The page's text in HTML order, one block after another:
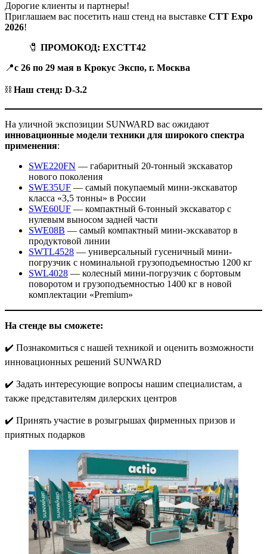
Дорогие клиенты и партнеры!
Приглашаем вас посетить наш стенд на выставке СТТ Expo
2026!
🧷 ПРОМОКОД: EXCTT42
📍с 26 по 29 мая в Крокус Экспо, г. Москва
⛓️ Наш стенд: D-3.2
На уличной экспозиции SUNWARD вас ожидают
инновационные модели техники для широкого спектра
применения:
SWE220FN — габаритный 20-тонный экскаватор
нового поколения
SWE35UF — самый покупаемый мини-экскаватор
класса «3,5 тонны» в России
SWE60UF — компактный 6-тонный экскаватор с
нулевым выносом задней части
SWE08B — самый компактный мини-экскаватор в
продуктовой линии
SWTL4528 — универсальный гусеничный мини-
погрузчик с номинальной грузоподъемностью 1200 кг
SWL4028 — колесный мини-погрузчик с бортовым
поворотом и грузоподъемностью 1400 кг в новой
комплектации «Premium»
На стенде вы сможете:
✔️ Познакомиться с нашей техникой и оценить возможности
инновационных решений SUNWARD
✔️ Задать интересующие вопросы нашим специалистам, а
также представителям дилерских центров
✔️ Принять участие в розыгрышах фирменных призов и
приятных подарков